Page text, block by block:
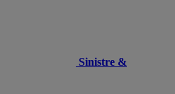
Sinistre &